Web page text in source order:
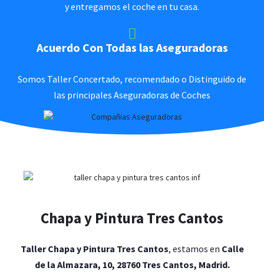
y entregamos el coche en tu casa.
Acuerdo Con Todas las Aseguradoras
Somos Taller Concertado, recomendado o Distinguido de
las principales Aseguradoras de Coches
Chapa y Pintura Tres Cantos
Taller Chapa y Pintura Tres Cantos, estamos en Calle
de la Almazara, 10, 28760 Tres Cantos, Madrid.